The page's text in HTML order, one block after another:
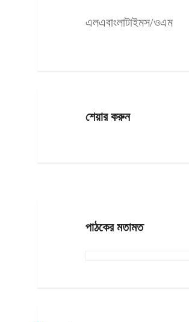
এলএবাংলাটাইমস/ওএম
শেয়ার করুন
পাঠকের মতামত